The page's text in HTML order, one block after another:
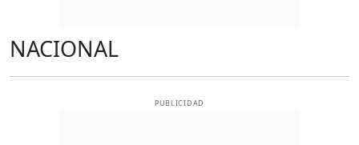
NACIONAL
PUBLICIDAD